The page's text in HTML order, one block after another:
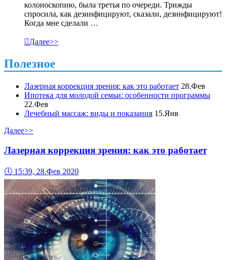
колоноскопию, была третья по очереди. Трижды
спросила, как дезинфицируют, сказали, дезинфицируют!
Когда мне сделали …
Далее>>
Полезное
Лазерная коррекция зрения: как это работает 28.Фев
Ипотека для молодой семьи: особенности программы
22.Фев
Лечебный массаж: виды и показания 15.Янв
Далее>>
Лазерная коррекция зрения: как это работает
🕔 15:39, 28.Фев 2020